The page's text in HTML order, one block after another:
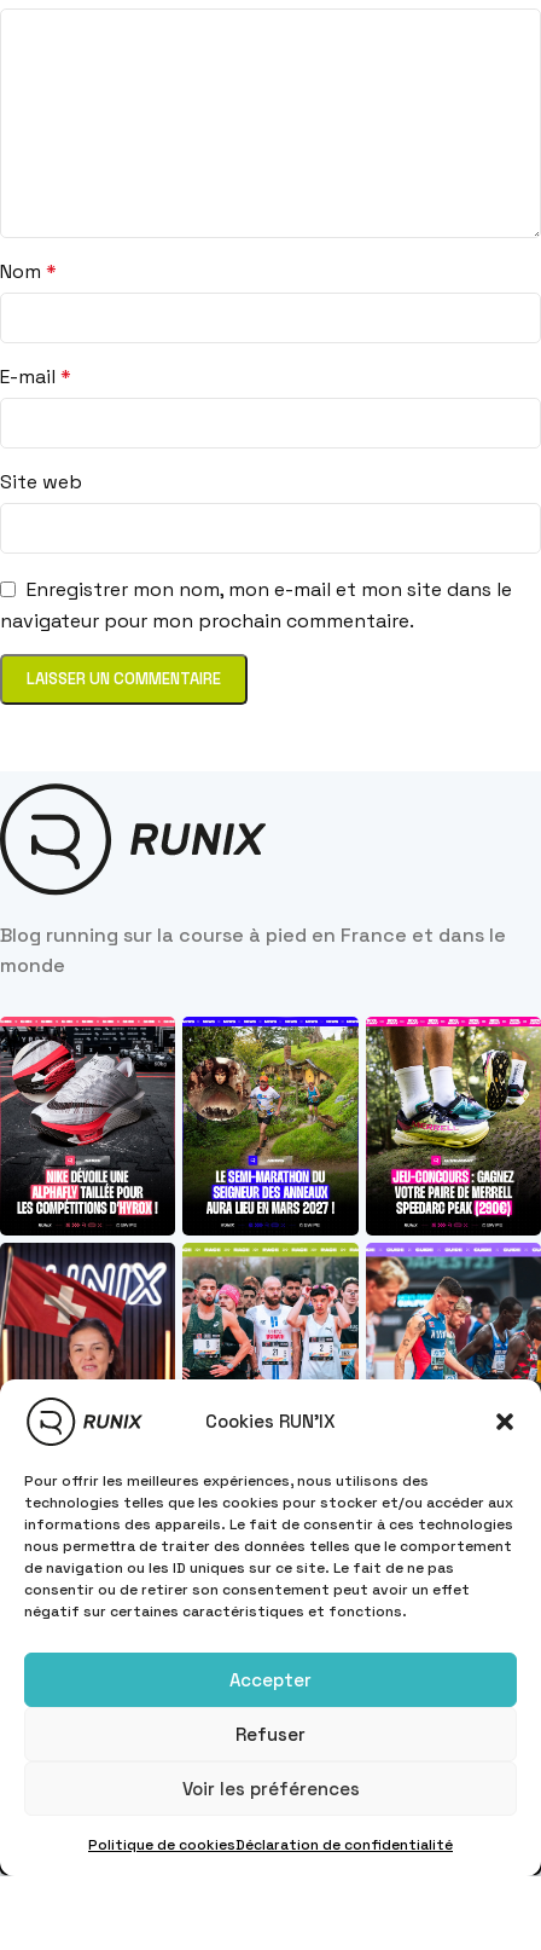
Cookies RUN'IX
Pour offrir les meilleures expériences, nous utilisons des
technologies telles que les cookies pour stocker et/ou accéder aux
informations des appareils. Le fait de consentir à ces technologies
nous permettra de traiter des données telles que le comportement
de navigation ou les ID uniques sur ce site. Le fait de ne pas
consentir ou de retirer son consentement peut avoir un effet
négatif sur certaines caractéristiques et fonctions.
Accepter
Refuser
Voir les préférences
Politique de cookiesDéclaration de confidentialité
Nom *
E-mail *
Site web
Enregistrer mon nom, mon e-mail et mon site dans le
navigateur pour mon prochain commentaire.
Blog running sur la course à pied en France et dans le
monde